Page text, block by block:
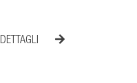
DETTAGLI